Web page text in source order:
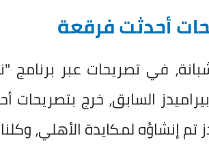
أحدثت فرقعة
السابق، خرج
تم إنشاؤه لمكايدة الأهلي،